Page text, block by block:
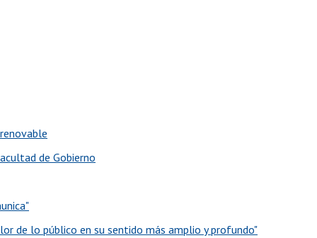
de Gobierno
de lo público en su sentido más amplio y profundo"